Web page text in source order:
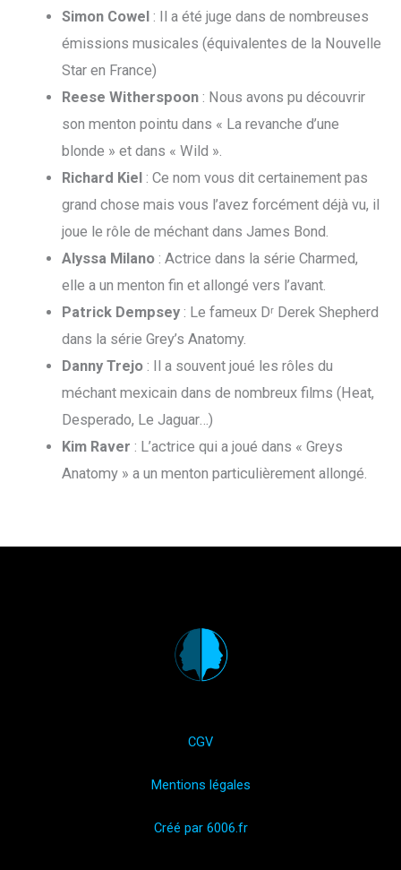
Simon Cowel : Il a été juge dans de nombreuses
émissions musicales (équivalentes de la Nouvelle
Star en France)
Reese Witherspoon : Nous avons pu découvrir
son menton pointu dans « La revanche d’une
blonde » et dans « Wild ».
Richard Kiel : Ce nom vous dit certainement pas
grand chose mais vous l’avez forcément déjà vu, il
joue le rôle de méchant dans James Bond.
Alyssa Milano : Actrice dans la série Charmed,
elle a un menton fin et allongé vers l’avant.
Patrick Dempsey : Le fameux Dʳ Derek Shepherd
dans la série Grey’s Anatomy.
Danny Trejo : Il a souvent joué les rôles du
méchant mexicain dans de nombreux films (Heat,
Desperado, Le Jaguar…)
Kim Raver : L’actrice qui a joué dans « Greys
Anatomy » a un menton particulièrement allongé.
CGV
Mentions légales
Créé par 6006.fr